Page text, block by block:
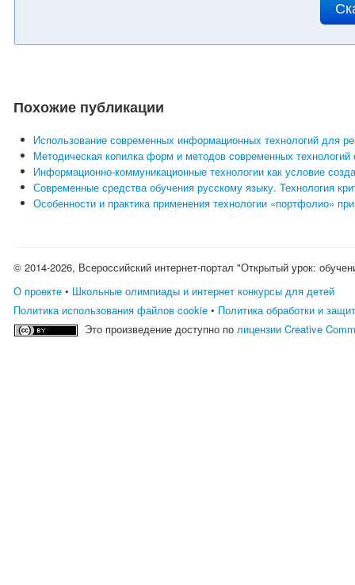
Похожие публикации
Использование современных информационных технологий для
Методическая копилка форм и методов современных технологий
Информационно-коммуникационные технологии как условие
Современные средства обучения русскому языку. Технология
Особенности и практика применения технологии «портфолио»
© 2014-2026, Всероссийский интернет-портал "Открытый урок:
О проекте • Школьные олимпиады и интернет конкурсы для детей
Политика использования файлов cookie • Политика обработки и
Это произведение доступно полицензии Creative